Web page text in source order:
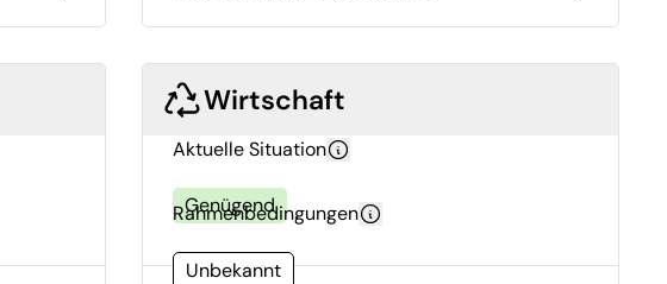
Wirtschaft
Aktuelle Situation
Genügend
Rahmenbedingungen
Unbekannt